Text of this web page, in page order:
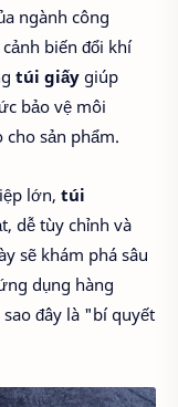
ngành công
biến đổi khí
túi giấy giúp
bảo vệ môi
sản phẩm.
lớn, túi
dễ tùy chỉnh và
sẽ khám phá sâu
dụng hàng
đây là "bí quyết